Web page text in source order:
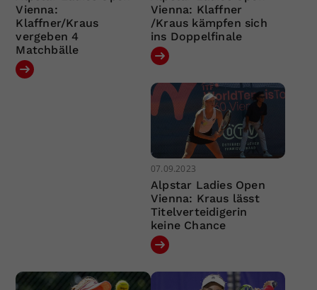
Vienna:
Klaffner/Kraus
vergeben 4
Matchbälle
Vienna: Klaffner
/Kraus kämpfen sich
ins Doppelfinale
07.09.2023
Alpstar Ladies Open
Vienna: Kraus lässt
Titelverteidigerin
keine Chance